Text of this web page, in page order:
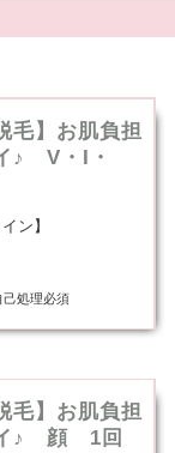
】お肌負担
♪ V・I・
ン】
己処理必須
】お肌負担
イ♪ 顔 1回